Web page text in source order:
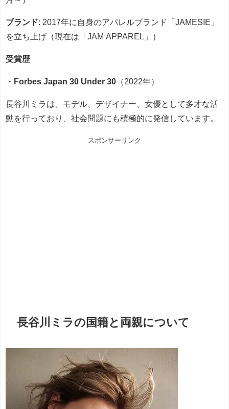
ブランド: 2017年に自身のアパレルブランド「JAMESIE」
を立ち上げ（現在は「JAM APPAREL」）
受賞歴
・ Forbes Japan 30 Under 30 （2022年）
長谷川ミラは、モデル、デザイナー、女優として多才な活
動を行っており、社会問題にも積極的に発信しています。
スポンサーリンク
長谷川ミラの国籍と両親について